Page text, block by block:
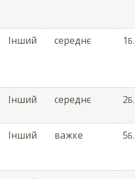
Інший середнє 1Б.
Інший середнє 2Б.
Інший важке 5Б.